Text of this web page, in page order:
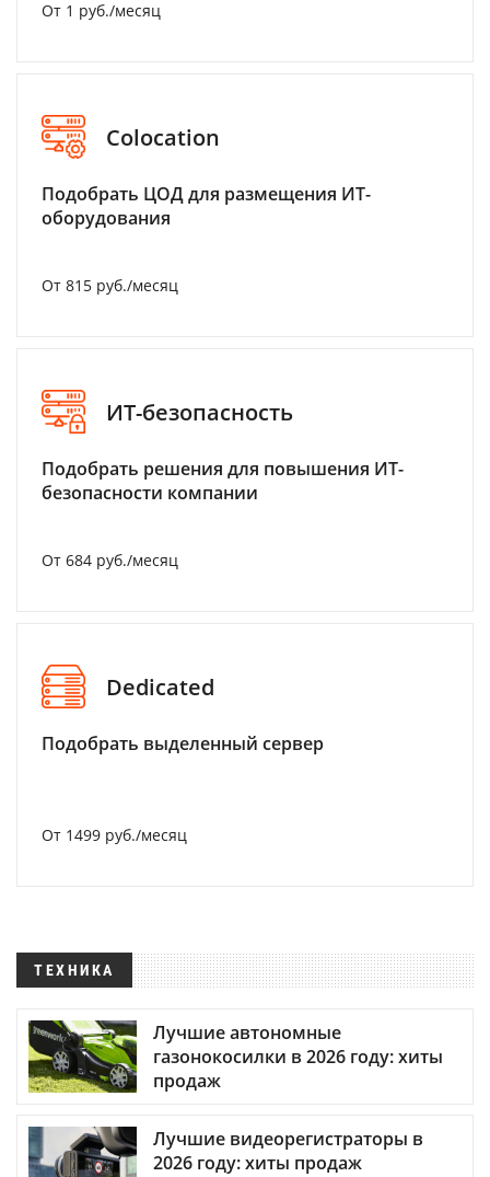
От 1 руб./месяц
Colocation
Подобрать ЦОД для размещения ИТ-
оборудования
От 815 руб./месяц
ИТ-безопасность
Подобрать решения для повышения ИТ-
безопасности компании
От 684 руб./месяц
Dedicated
Подобрать выделенный сервер
От 1499 руб./месяц
ТЕХНИКА
Лучшие автономные
газонокосилки в 2026 году: хиты
продаж
Лучшие видеорегистраторы в
2026 году: хиты продаж